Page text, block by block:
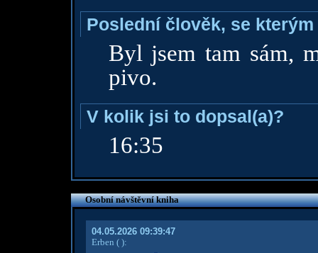
Poslední člověk, se
Byl jsem tam sám,
pivo.
V kolik jsi to dopsal(a)?
16:35
Osobní návštěvní kniha
04.05.2026 09:39:47
Erben ( ):